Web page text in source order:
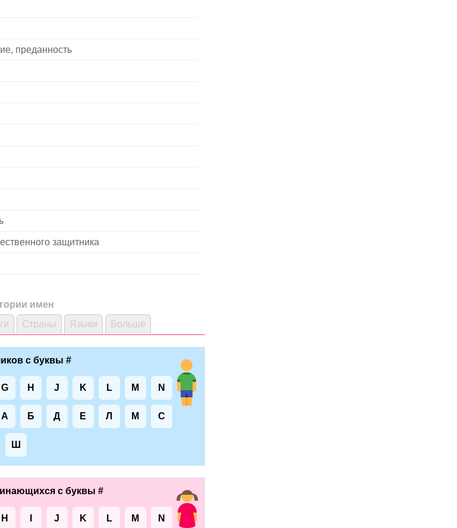
преданность
защитника
имен
Страны Языки Больше
с буквы #
G H J K L M N
А Б Д Е Л М С
Ш
с буквы #
H J K L M N